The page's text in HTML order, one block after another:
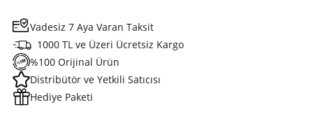
Vadesiz 7 Aya Varan Taksit
1000 TL ve Üzeri Ücretsiz Kargo
%100 Orijinal Ürün
Distribütör ve Yetkili Satıcısı
Hediye Paketi